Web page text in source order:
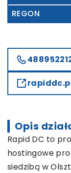
REGON
Opis
Rapid DC to
hostingowe
siedzibą w